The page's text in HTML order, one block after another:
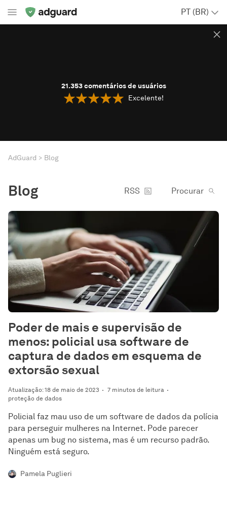
PT (BR)
21.353comentários de usuários
Excelente!
AdGuard Blog
Blog RSS Procurar
Atualização: 18 de maio de 2023
7 minutos de leitura
proteção de dados
Poder de mais e supervisão de
menos: policial usa software de
captura de dados em esquema de
extorsão sexual
Policial faz mau uso de um software de dados da polícia
para perseguir mulheres na Internet. Pode parecer
apenas um bug no sistema, mas é um recurso padrão.
Ninguém está seguro.
Pamela Puglieri